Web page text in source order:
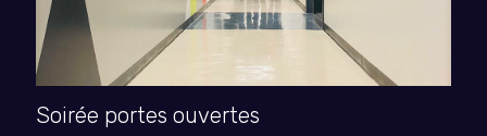
Soirée portes ouvertes